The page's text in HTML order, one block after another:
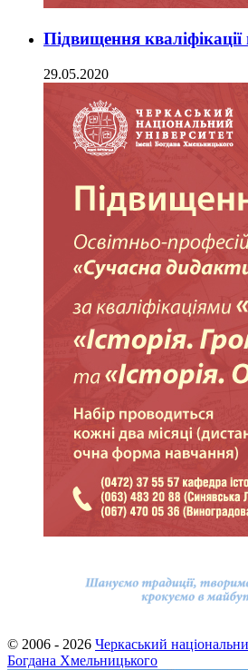
Підвищення кваліфікації
29.05.2020
© 2006 - 2026 Черкаський
Богдана Хмельницького